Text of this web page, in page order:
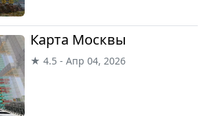
Карта Москвы
★ 4.5 - Апр 04, 2026